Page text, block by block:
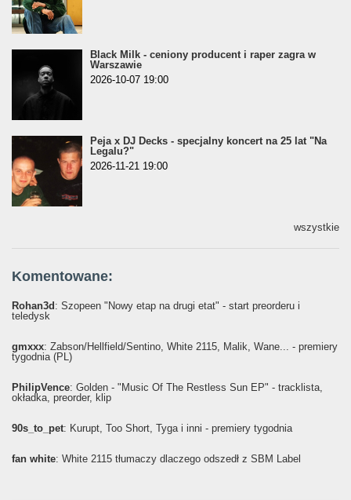
Black Milk - ceniony producent i raper zagra w
Warszawie
2026-10-07 19:00
Peja x DJ Decks - specjalny koncert na 25 lat "Na
Legalu?"
2026-11-21 19:00
wszystkie
Komentowane:
Rohan3d : Szopeen "Nowy etap na drugi etat" - start preorderu i
teledysk
gmxxx: Żabson/Hellfield/Sentino, White 2115, Malik, Wane... - premiery
tygodnia (PL)
PhilipVence: Golden - "Music Of The Restless Sun EP" - tracklista,
okładka, preorder, klip
90s_to_pet: Kurupt, Too Short, Tyga i inni - premiery tygodnia
fan white: White 2115 tłumaczy dlaczego odszedł z SBM Label